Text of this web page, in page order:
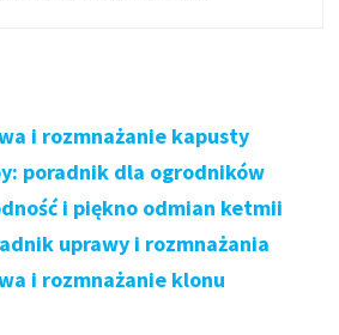
i rozmnażanie kapusty
poradnik dla ogrodników
i piękno odmian ketmii
uprawy i rozmnażania
i rozmnażanie klonu